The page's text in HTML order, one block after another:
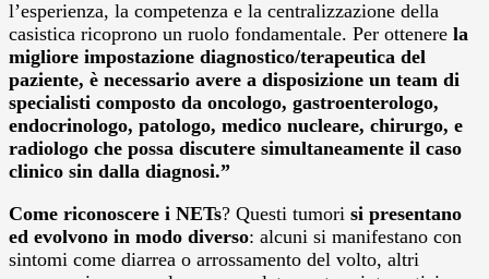
l’esperienza, la competenza e la centralizzazione della
casistica ricoprono un ruolo fondamentale. Per ottenere la
migliore impostazione diagnostico/terapeutica del
paziente, è necessario avere a disposizione un team di
specialisti composto da oncologo, gastroenterologo,
endocrinologo, patologo, medico nucleare, chirurgo, e
radiologo che possa discutere simultaneamente il caso
clinico sin dalla diagnosi.”
Come riconoscere i NETs? Questi tumori si presentano
ed evolvono in modo diverso: alcuni si manifestano con
sintomi come diarrea o arrossamento del volto, altri